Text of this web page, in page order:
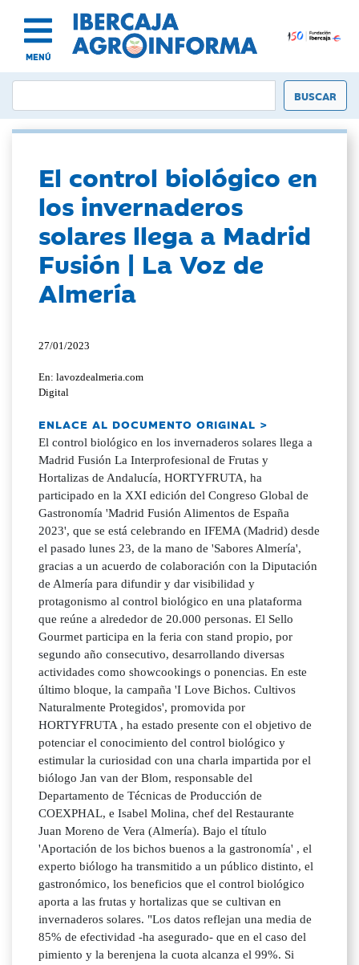
MENÚ
El control biológico en
los invernaderos
solares llega a Madrid
Fusión | La Voz de
Almería
27/01/2023
En: lavozdealmeria.com
Digital
ENLACE AL DOCUMENTO ORIGINAL >
El control biológico en los invernaderos solares llega a
Madrid Fusión La Interprofesional de Frutas y
Hortalizas de Andalucía, HORTYFRUTA, ha
participado en la XXI edición del Congreso Global de
Gastronomía 'Madrid Fusión Alimentos de España
2023', que se está celebrando en IFEMA (Madrid) desde
el pasado lunes 23, de la mano de 'Sabores Almería',
gracias a un acuerdo de colaboración con la Diputación
de Almería para difundir y dar visibilidad y
protagonismo al control biológico en una plataforma
que reúne a alrededor de 20.000 personas. El Sello
Gourmet participa en la feria con stand propio, por
segundo año consecutivo, desarrollando diversas
actividades como showcookings o ponencias. En este
último bloque, la campaña 'I Love Bichos. Cultivos
Naturalmente Protegidos', promovida por
HORTYFRUTA , ha estado presente con el objetivo de
potenciar el conocimiento del control biológico y
estimular la curiosidad con una charla impartida por el
biólogo Jan van der Blom, responsable del
Departamento de Técnicas de Producción de
COEXPHAL, e Isabel Molina, chef del Restaurante
Juan Moreno de Vera (Almería). Bajo el título
'Aportación de los bichos buenos a la gastronomía' , el
experto biólogo ha transmitido a un público distinto, el
gastronómico, los beneficios que el control biológico
aporta a las frutas y hortalizas que se cultivan en
invernaderos solares. "Los datos reflejan una media de
85% de efectividad -ha asegurado- que en el caso del
pimiento y la berenjena la cuota alcanza el 99%. Si